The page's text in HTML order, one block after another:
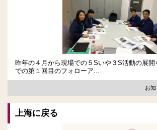
昨年の４月から現場での５Sいや３S活動の展開
での第１回目のフォローア...
お
上海に戻る